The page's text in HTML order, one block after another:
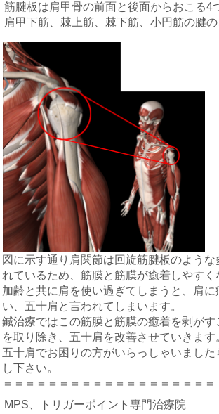
筋腱板は肩甲骨の前面と後面からおこる4
肩甲下筋、棘上筋、棘下筋、小円筋の腱の
図に示す通り肩関節は回旋筋腱板のよう
れているため、筋膜と筋膜が癒着しやすく
加齢と共に肩を使い過ぎてしまうと、肩に
い、五十肩と言われてしまいます。
鍼治療ではこの筋膜と筋膜の癒着を剥がす
を取り除き、五十肩を改善させていきます
五十肩でお困りの方がいらっしゃいまし
し下さい。
＝＝＝＝＝＝＝＝＝＝＝＝＝＝＝＝＝＝＝
MPS、トリガーポイント専門治療院